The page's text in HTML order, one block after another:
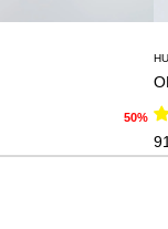
50%